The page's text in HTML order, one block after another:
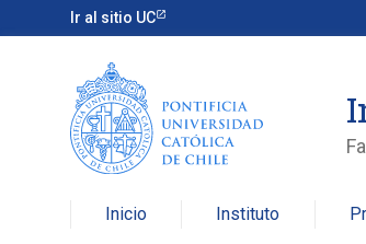
Ir al sitio UC
Inicio Instituto